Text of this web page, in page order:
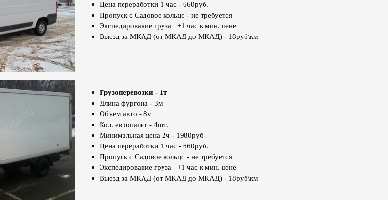
Цена переработки 1 час - 660руб.
Пропуск с Садовое кольцо - не требуется
Экспедирование груза +1 час к мин. цене
Выезд за МКАД (от МКАД до МКАД) - 18руб\км
Грузоперевозки - 1т
Длина фургона - 3м
Объем авто - 8v
Кол. европалет - 4шт.
Минимальная цена 2ч - 1980руб
Цена переработки 1 час - 660руб.
Пропуск с Садовое кольцо - не требуется
Экспедирование груза +1 час к мин. цене
Выезд за МКАД (от МКАД до МКАД) - 18руб\км